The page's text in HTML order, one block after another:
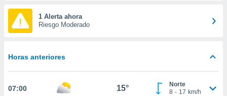
basada
permite
seguir
1 Alerta ahora
Riesgo Moderado
Horas anteriores
07:00 15°
Norte
8 - 17 km/h